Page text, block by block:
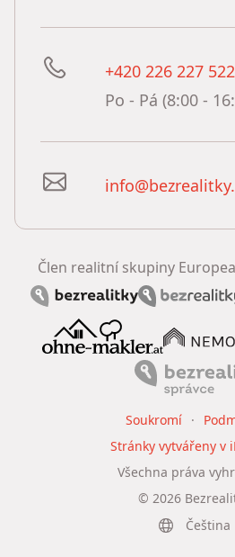
+420 226 227 522
Po - Pá (8:00 -
Člen realitní skupiny
© 2026
Všechna práva
Soukromí
Stránky vytvářeny v
Čeština